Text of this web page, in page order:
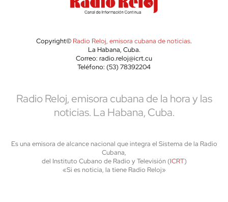
Copyright© Radio Reloj, emisora cubana de noticias.
La Habana, Cuba.
Correo: radio.reloj@icrt.cu
Teléfono: (53) 78392204
Radio Reloj, emisora cubana de la hora y las
noticias. La Habana, Cuba.
Es una emisora de alcance nacional que integra el Sistema de la Radio
Cubana,
del Instituto Cubano de Radio y Televisión (ICRT)
«Si es noticia, la tiene Radio Reloj»